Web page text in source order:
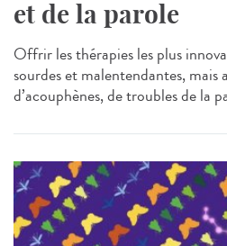
et de la parole
Offrir les thérapies les plus
sourdes et malentendantes, mais
d’acouphènes, de troubles de la